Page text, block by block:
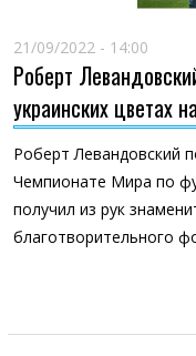
21/09/2022 - 14:00
Роберт
украинских цветах
Роберт Левандовский
Чемпионате Мира по
получил из рук
благотворительного